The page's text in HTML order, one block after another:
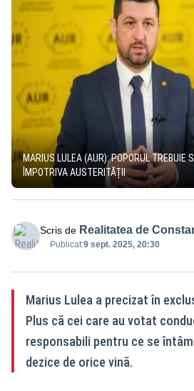
MARIUS LULEA (AUR): POPORUL TREBUIE
ÎMPOTRIVA AUSTERITĂȚII
Scris de Realitatea de
Publicat:9 sept. 2025, 20:30
Marius Lulea a precizat în
Plus că cei care au votat
responsabili pentru ce se
dezice de orice vină.